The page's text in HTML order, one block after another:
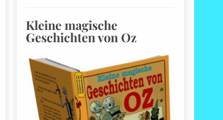
Kleine magische
Geschichten von Oz